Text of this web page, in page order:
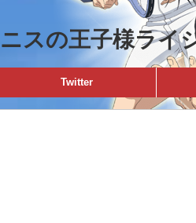
スの王子様ライ
Twitter